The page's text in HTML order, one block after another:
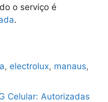
o serviço é
.
, electrolux, manaus,
Celular: Autorizadas